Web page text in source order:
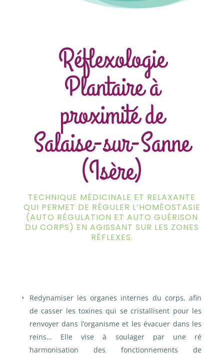
Réflexologie
Plantaire à
proximité de
Salaise-sur-Sanne
(Isère)
TECHNIQUE MÉDICINALE ET RELAXANTE
QUI PERMET DE RÉGULER L’HOMÉOSTASIE
(AUTO RÉGULATION ET AUTO GUÉRISON
DU CORPS) EN AGISSANT SUR LES ZONES
RÉFLEXES.
Redynamiser les organes internes du corps, afin
de casser les toxines qui se cristallisent pour les
renvoyer dans l’organisme et les évacuer dans les
reins… Elle vise à soulager par une ré
harmonisation des fonctionnements de